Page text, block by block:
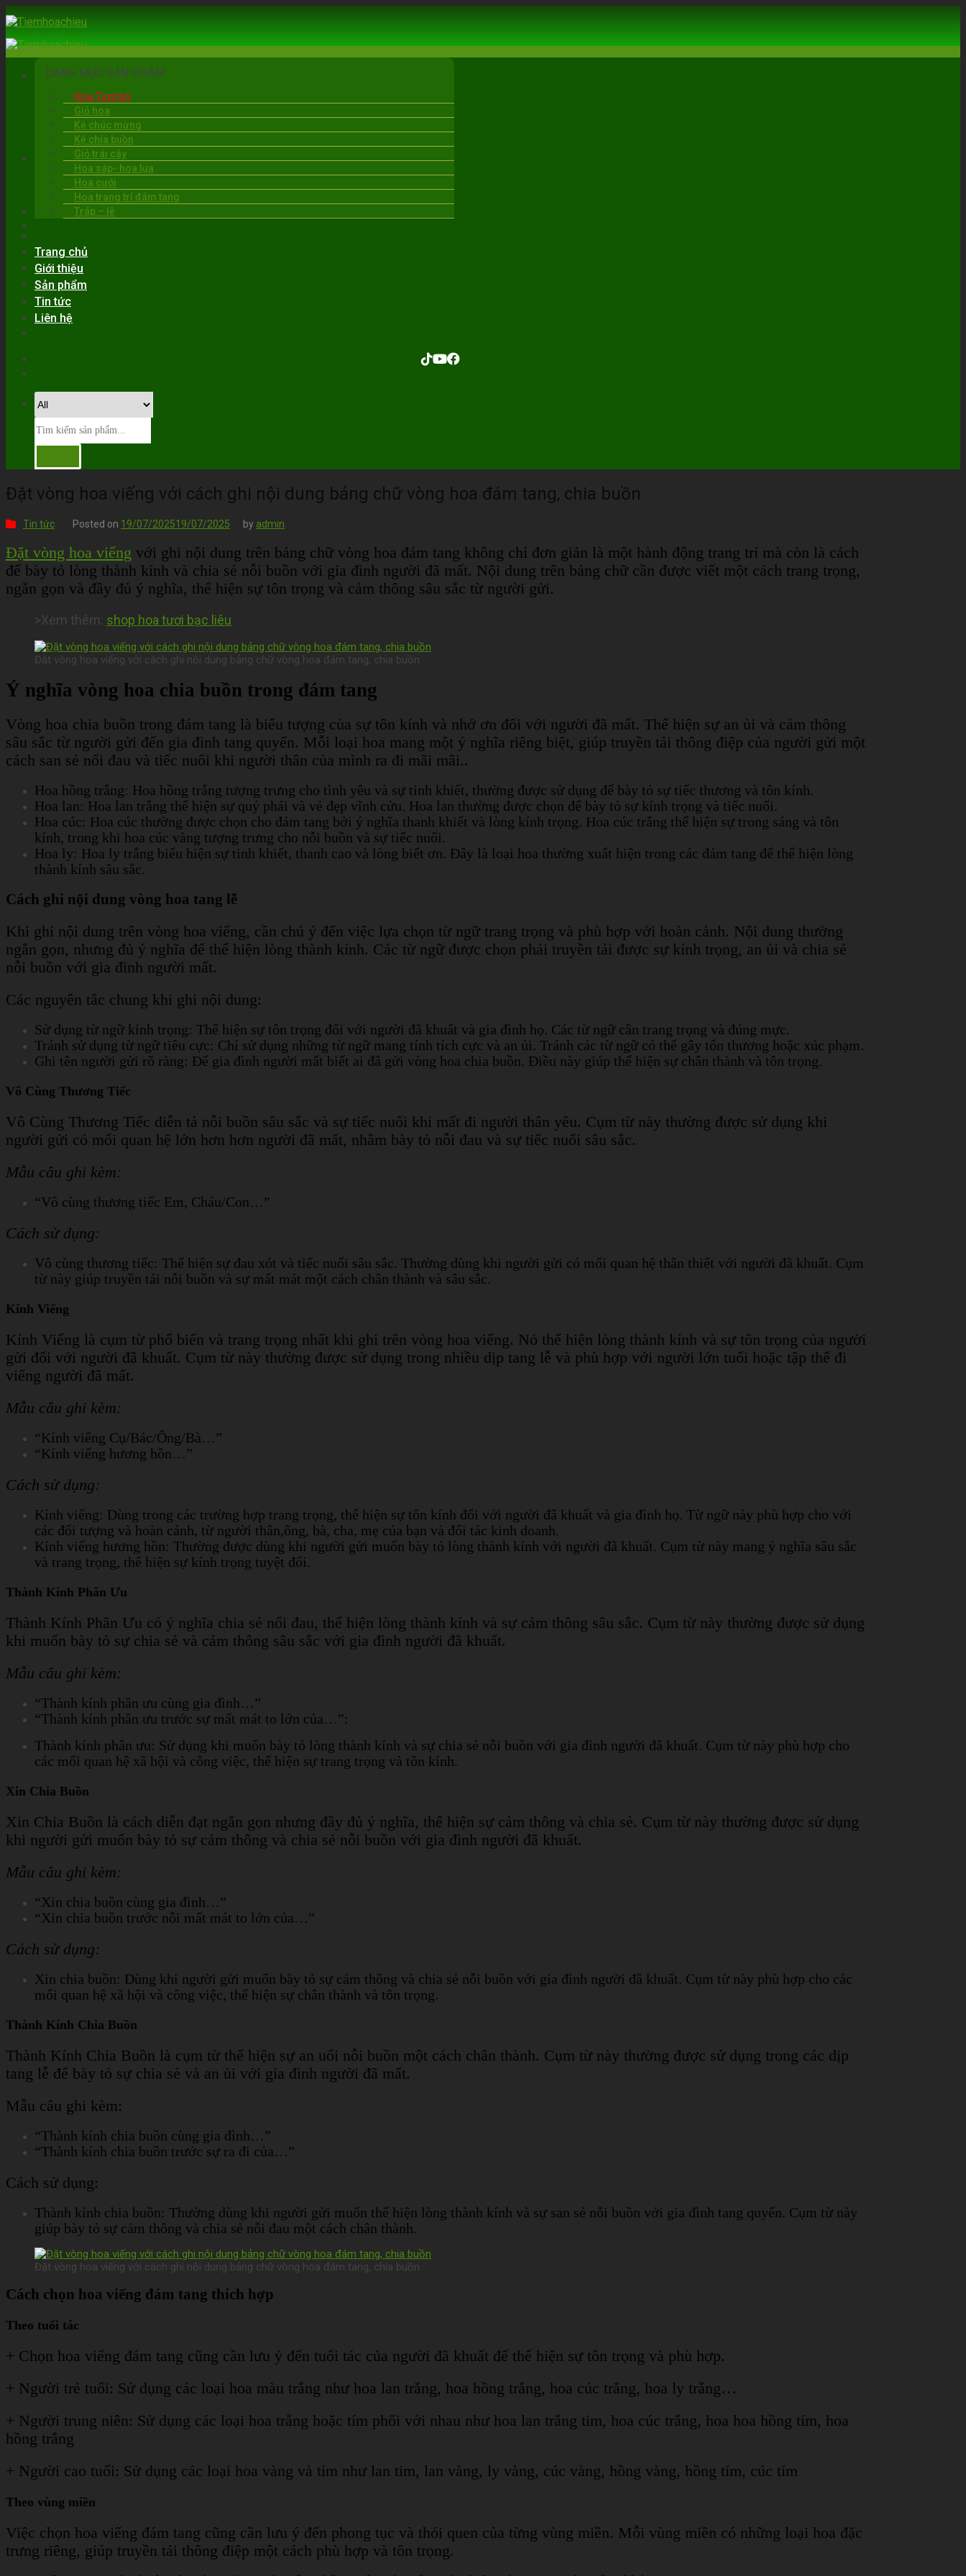
Skip
to
content
BẠC LIÊU
06:00 - 22:00
0919.30.6263
DANH MỤC SẢN PHẨM
Hoa Tươi bó
Giỏ hoa
Kệ chúc mừng
Kệ chia buồn
Giỏ trái cây
Hoa sáp- hoa lụa
Hoa cưới
Hoa trang trí đám tang
Tráp – lễ
Trang chủ
Giới thiệu
Sản phẩm
Tin tức
Liên hệ
Đặt vòng hoa viếng với cách ghi nội dung bảng chữ vòng hoa đám tang, chia buồn
Tin tức Posted on 19/07/202519/07/2025 by admin
Đặt vòng hoa viếng với ghi nội dung trên bảng chữ vòng hoa đám tang không chỉ đơn giản là một hành động trang trí mà còn là cách
để bày tỏ lòng thành kính và chia sẻ nỗi buồn với gia đình người đã mất. Nội dung trên bảng chữ cần được viết một cách trang trọng,
ngắn gọn và đầy đủ ý nghĩa, thể hiện sự tôn trọng và cảm thông sâu sắc từ người gửi.
>Xem thêm: shop hoa tươi bạc liêu
Đặt vòng hoa viếng với cách ghi nội dung bảng chữ vòng hoa đám tang, chia buồn
Ý nghĩa vòng hoa chia buồn trong đám tang
Vòng hoa chia buồn trong đám tang là biểu tượng của sự tôn kính và nhớ ơn đối với người đã mất. Thể hiện sự an ủi và cảm thông
sâu sắc từ người gửi đến gia đình tang quyến. Mỗi loại hoa mang một ý nghĩa riêng biệt, giúp truyền tải thông điệp của người gửi một
cách san sẻ nổi đau và tiếc nuối khi người thân của mình ra đi mãi mãi..
Hoa hồng trắng: Hoa hồng trắng tượng trưng cho tình yêu và sự tinh khiết, thường được sử dụng để bày tỏ sự tiếc thương và tôn kính.
Hoa lan: Hoa lan trắng thể hiện sự quý phái và vẻ đẹp vĩnh cửu. Hoa lan thường được chọn để bày tỏ sự kính trọng và tiếc nuối.
Hoa cúc: Hoa cúc thường được chọn cho đám tang bởi ý nghĩa thanh khiết và lòng kính trọng. Hoa cúc trắng thể hiện sự trong sáng và tôn
kính, trong khi hoa cúc vàng tượng trưng cho nỗi buồn và sự tiếc nuối.
Hoa ly: Hoa ly trắng biểu hiện sự tinh khiết, thanh cao và lòng biết ơn. Đây là loại hoa thường xuất hiện trong các đám tang để thể hiện lòng
thành kính sâu sắc.
Cách ghi nội dung vòng hoa tang lễ
Khi ghi nội dung trên vòng hoa viếng, cần chú ý đến việc lựa chọn từ ngữ trang trọng và phù hợp với hoàn cảnh. Nội dung thường
ngắn gọn, nhưng đủ ý nghĩa để thể hiện lòng thành kính. Các từ ngữ được chọn phải truyền tải được sự kính trọng, an ủi và chia sẻ
nỗi buồn với gia đình người mất.
Các nguyên tắc chung khi ghi nội dung:
Sử dụng từ ngữ kính trọng: Thể hiện sự tôn trọng đối với người đã khuất và gia đình họ. Các từ ngữ cần trang trọng và đúng mực.
Tránh sử dụng từ ngữ tiêu cực: Chỉ sử dụng những từ ngữ mang tính tích cực và an ủi. Tránh các từ ngữ có thể gây tổn thương hoặc xúc phạm.
Ghi tên người gửi rõ ràng: Để gia đình người mất biết ai đã gửi vòng hoa chia buồn. Điều này giúp thể hiện sự chân thành và tôn trọng.
Vô Cùng Thương Tiếc
Vô Cùng Thương Tiếc diễn tả nỗi buồn sâu sắc và sự tiếc nuối khi mất đi người thân yêu. Cụm từ này thường được sử dụng khi
người gửi có mối quan hệ lớn hơn hơn người đã mất, nhằm bày tỏ nỗi đau và sự tiếc nuối sâu sắc.
Mẫu câu ghi kèm:
“Vô cùng thương tiếc Em, Cháu/Con…”
Cách sử dụng:
Vô cùng thương tiếc: Thể hiện sự đau xót và tiếc nuối sâu sắc. Thường dùng khi người gửi có mối quan hệ thân thiết với người đã khuất. Cụm
từ này giúp truyền tải nỗi buồn và sự mất mát một cách chân thành và sâu sắc.
Kính Viếng
Kính Viếng là cụm từ phổ biến và trang trọng nhất khi ghi trên vòng hoa viếng. Nó thể hiện lòng thành kính và sự tôn trọng của người
gửi đối với người đã khuất. Cụm từ này thường được sử dụng trong nhiều dịp tang lễ và phù hợp với người lớn tuổi hoặc tập thể đi
viếng người đã mất.
Mẫu câu ghi kèm:
“Kính viếng Cụ/Bác/Ông/Bà…”
“Kính viếng hương hồn…”
Cách sử dụng:
Kính viếng: Dùng trong các trường hợp trang trọng, thể hiện sự tôn kính đối với người đã khuất và gia đình họ. Từ ngữ này phù hợp cho với
các đối tượng và hoàn cảnh, từ người thân,ông, bà, cha, mẹ của bạn và đối tác kinh doanh.
Kính viếng hương hồn: Thường được dùng khi người gửi muốn bày tỏ lòng thành kính với người đã khuất. Cụm từ này mang ý nghĩa sâu sắc
và trang trọng, thể hiện sự kính trọng tuyệt đối.
Thành Kính Phân Ưu
Thành Kính Phân Ưu có ý nghĩa chia sẻ nổi đau, thể hiện lòng thành kính và sự cảm thông sâu sắc. Cụm từ này thường được sử dụng
khi muốn bày tỏ sự chia sẻ và cảm thông sâu sắc với gia đình người đã khuất.
Mẫu câu ghi kèm:
“Thành kính phân ưu cùng gia đình…”
“Thành kính phân ưu trước sự mất mát to lớn của…”:
Thành kính phân ưu: Sử dụng khi muốn bày tỏ lòng thành kính và sự chia sẻ nỗi buồn với gia đình người đã khuất. Cụm từ này phù hợp cho
các mối quan hệ xã hội và công việc, thể hiện sự trang trọng và tôn kính.
Xin Chia Buồn
Xin Chia Buồn là cách diễn đạt ngắn gọn nhưng đầy đủ ý nghĩa, thể hiện sự cảm thông và chia sẻ. Cụm từ này thường được sử dụng
khi người gửi muốn bày tỏ sự cảm thông và chia sẻ nỗi buồn với gia đình người đã khuất.
Mẫu câu ghi kèm:
“Xin chia buồn cùng gia đình…”
“Xin chia buồn trước nỗi mất mát to lớn của…”
Cách sử dụng:
Xin chia buồn: Dùng khi người gửi muốn bày tỏ sự cảm thông và chia sẻ nỗi buồn với gia đình người đã khuất. Cụm từ này phù hợp cho các
mối quan hệ xã hội và công việc, thể hiện sự chân thành và tôn trọng.
Thành Kính Chia Buồn
Thành Kính Chia Buồn là cụm từ thể hiện sự an uổi nỗi buồn một cách chân thành. Cụm từ này thường được sử dụng trong các dịp
tang lễ để bày tỏ sự chia sẻ và an ủi với gia đình người đã mất.
Mẫu câu ghi kèm:
“Thành kính chia buồn cùng gia đình…”
“Thành kính chia buồn trước sự ra đi của…”
Cách sử dụng:
Thành kính chia buồn: Thường dùng khi người gửi muốn thể hiện lòng thành kính và sự san sẻ nỗi buồn với gia đình tang quyến. Cụm từ này
giúp bày tỏ sự cảm thông và chia sẻ nỗi đau một cách chân thành.
Đặt vòng hoa viếng với cách ghi nội dung bảng chữ vòng hoa đám tang, chia buồn
Cách chọn hoa viếng đám tang thích hợp
Theo tuổi tác
+ Chọn hoa viếng đám tang cũng cần lưu ý đến tuổi tác của người đã khuất để thể hiện sự tôn trọng và phù hợp.
+ Người trẻ tuổi: Sử dụng các loại hoa màu trắng như hoa lan trắng, hoa hồng trắng, hoa cúc trắng, hoa ly trắng…
+ Người trung niên: Sử dụng các loại hoa trắng hoặc tím phối với nhau như hoa lan trắng tim, hoa cúc trắng, hoa hoa hồng tím, hoa
hồng trắng
+ Người cao tuổi: Sử dụng các loại hoa vàng và tím như lan tim, lan vàng, ly vàng, cúc vàng, hồng vàng, hồng tím, cúc tím
Theo vùng miền
Việc chọn hoa viếng đám tang cũng cần lưu ý đến phong tục và thói quen của từng vùng miền. Mỗi vùng miền có những loại hoa đặc
trưng riêng, giúp truyền tải thông điệp một cách phù hợp và tôn trọng.